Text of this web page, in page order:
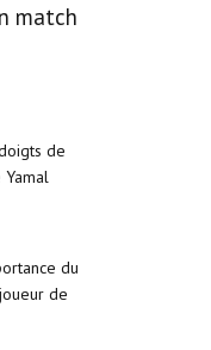
match
de
du
de